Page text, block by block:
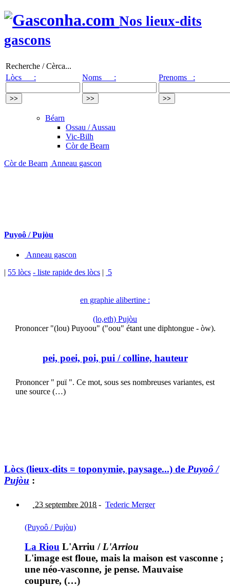
Nos lieux-dits
gascons
Recherche / Cèrca...
Lòcs :
Noms : Prenoms :
Béarn
Ossau / Aussau
Vic-Bilh
Còr de Bearn
Còr de Bearn Anneau gascon
Puyoô / Pujòu
Anneau gascon
| 55 lòcs - liste rapide des lòcs | 5
en graphie alibertine :
(lo,eth) Pujòu
Prononcer "(lou) Puyoou" ("oou" étant une diphtongue - òw).
pei, poei, poi, pui / colline, hauteur
Prononcer " puï ". Ce mot, sous ses nombreuses variantes, est
une source (…)
Lòcs (lieux-dits = toponymie, paysage...) de Puyoô /
Pujòu :
23 septembre 2018 - Tederic Merger
(Puyoô / Pujòu)
La Riou L'Arriu /L'Arriou
L'image est floue, mais la maison est vasconne ;
une néo-vasconne, je pense. Mauvaise
coupure, (…)